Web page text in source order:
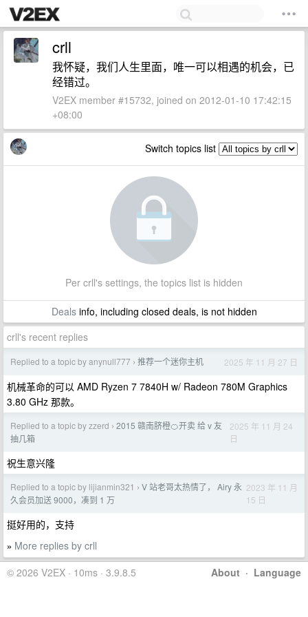
crll
我怀疑，我们人生里面，唯一可以相遇的机会，已
经错过。
V2EX member #15732, joined on 2012-01-10 17:42:15
+08:00
Switch topics list
Per crll's settings, the topics list is hidden
Dealsinfo, including closed deals, is not hidden
crll's recent replies
Replied to a topic by anynull777 › 推荐一个迷你主机 2025 年 11 月 27 日
机械革命的可以 AMD Ryzen 7 7840H w/ Radeon 780M Graphics
3.80 GHz 那款。
Replied to a topic by zzerd › 2015 赣南脐橙🍊开卖 给 v 友
抽几箱
2025 年 11 月 24
日
祝生意兴隆
Replied to a topic by lijianmin321 › V 站老哥太热情了， Airy 永
久会员加送 9000，凑到 1 万
2023 年 11 月
15 日
挺好用的，支持
» More replies by crll
About · Language
© 2026 V2EX · 10ms · 3.9.8.5